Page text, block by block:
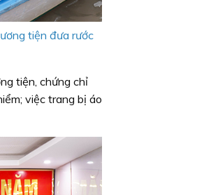
tiện đưa rước
tiện, chứng chỉ
việc trang bị áo